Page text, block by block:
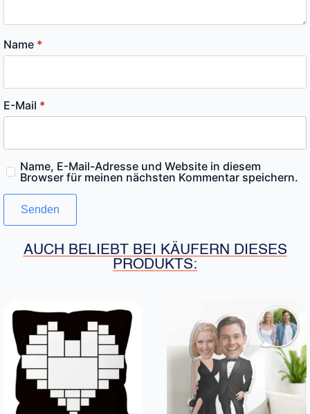
Name *
E-Mail *
Name, E-Mail-Adresse und Website in diesem
Browser für meinen nächsten Kommentar speichern.
AUCH BELIEBT BEI KÄUFERN DIESES
PRODUKTS: